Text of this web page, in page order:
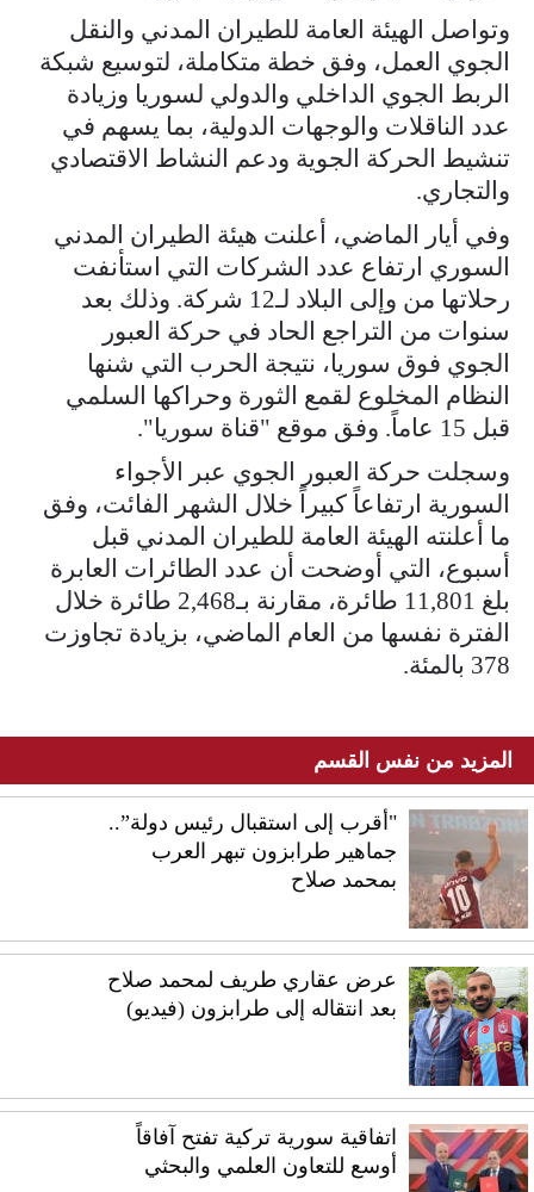
وتواصل الهيئة العامة للطيران المدني والنقل
الجوي العمل، وفق خطة متكاملة، لتوسيع شبكة
الربط الجوي الداخلي والدولي لسوريا وزيادة
عدد الناقلات والوجهات الدولية، بما يسهم في
تنشيط الحركة الجوية ودعم النشاط الاقتصادي
والتجاري.
وفي أيار الماضي، أعلنت هيئة الطيران المدني
السوري ارتفاع عدد الشركات التي استأنفت
رحلاتها من وإلى البلاد لـ12 شركة. وذلك بعد
سنوات من التراجع الحاد في حركة العبور
الجوي فوق سوريا، نتيجة الحرب التي شنها
النظام المخلوع لقمع الثورة وحراكها السلمي
قبل 15 عاماً. وفق موقع "قناة سوريا".
وسجلت حركة العبور الجوي عبر الأجواء
السورية ارتفاعاً كبيراً خلال الشهر الفائت، وفق
ما أعلنته الهيئة العامة للطيران المدني قبل
أسبوع، التي أوضحت أن عدد الطائرات العابرة
بلغ 11,801 طائرة، مقارنة بـ2,468 طائرة خلال
الفترة نفسها من العام الماضي، بزيادة تجاوزت
378 بالمئة.
المزيد من نفس القسم
"أقرب إلى استقبال رئيس دولة”..
جماهير طرابزون تبهر العرب
بمحمد صلاح
عرض عقاري طريف لمحمد صلاح
بعد انتقاله إلى طرابزون (فيديو)
اتفاقية سورية تركية تفتح آفاقاً
أوسع للتعاون العلمي والبحثي